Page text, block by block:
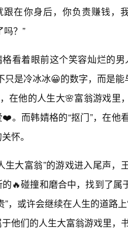
跟在你身后，你负责赚钱，
吗？”
看着眼前这个笑容灿烂的
只是冷冰冰😀的数字，而是
，在他的人生大🌸富翁游戏
。而韩婧格的“抠门”，在他
怀。
生大富翁”的游戏进入尾声
🔥碰撞和磨合中，找到了
”，或许会继续在人生的道路
他们的人生大富翁游戏里，